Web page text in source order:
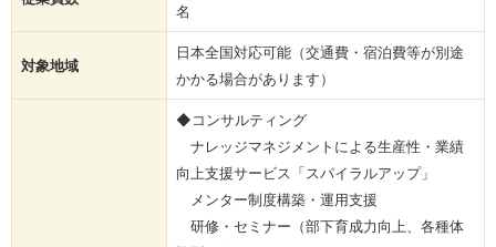
名
対象地域
日本全国対応可能（交通費・宿泊費等が別途
かかる場合があります）
◆コンサルティング
ナレッジマネジメントによる生産性・業績
向上支援サービス「スパイラルアップ」
メンター制度構築・運用支援
研修・セミナー（部下育成力向上、各種体